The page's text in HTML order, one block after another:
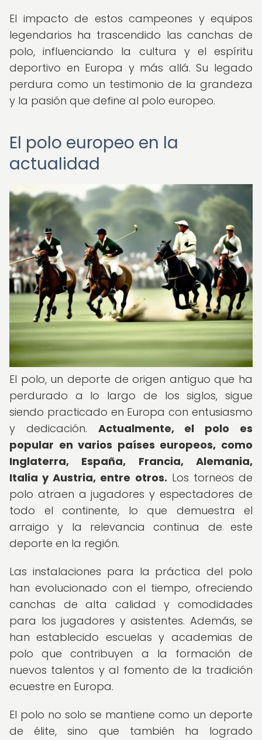
El impacto de estos campeones y equipos
legendarios ha trascendido las canchas de
polo, influenciando la cultura y el espíritu
deportivo en Europa y más allá. Su legado
perdura como un testimonio de la grandeza
y la pasión que define al polo europeo.
El polo europeo en la
actualidad
El polo, un deporte de origen antiguo que ha
perdurado a lo largo de los siglos, sigue
siendo practicado en Europa con entusiasmo
y dedicación. Actualmente, el polo es
popular en varios países europeos, como
Inglaterra, España, Francia, Alemania,
Italia y Austria, entre otros. Los torneos de
polo atraen a jugadores y espectadores de
todo el continente, lo que demuestra el
arraigo y la relevancia continua de este
deporte en la región.
Las instalaciones para la práctica del polo
han evolucionado con el tiempo, ofreciendo
canchas de alta calidad y comodidades
para los jugadores y asistentes. Además, se
han establecido escuelas y academias de
polo que contribuyen a la formación de
nuevos talentos y al fomento de la tradición
ecuestre en Europa.
El polo no solo se mantiene como un deporte
de élite, sino que también ha logrado